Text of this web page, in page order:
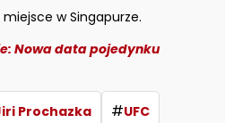
miejsce w Singapurze.
Nowa data pojedynku
Prochazka #UFC